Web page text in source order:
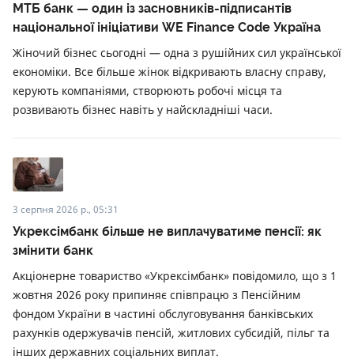
МТБ банк — один із засновників-підписантів
національної ініціативи WE Finance Code Україна
Жіночий бізнес сьогодні — одна з рушійних сил української
економіки. Все більше жінок відкривають власну справу,
керують компаніями, створюють робочі місця та
розвивають бізнес навіть у найскладніші часи.
3 серпня 2026 р., 05:31
Укрексімбанк більше не виплачуватиме пенсії: як
змінити банк
Акціонерне товариство «Укрексімбанк» повідомило, що з 1
жовтня 2026 року припиняє співпрацю з Пенсійним
фондом України в частині обслуговування банківських
рахунків одержувачів пенсій, житлових субсидій, пільг та
інших державних соціальних виплат.